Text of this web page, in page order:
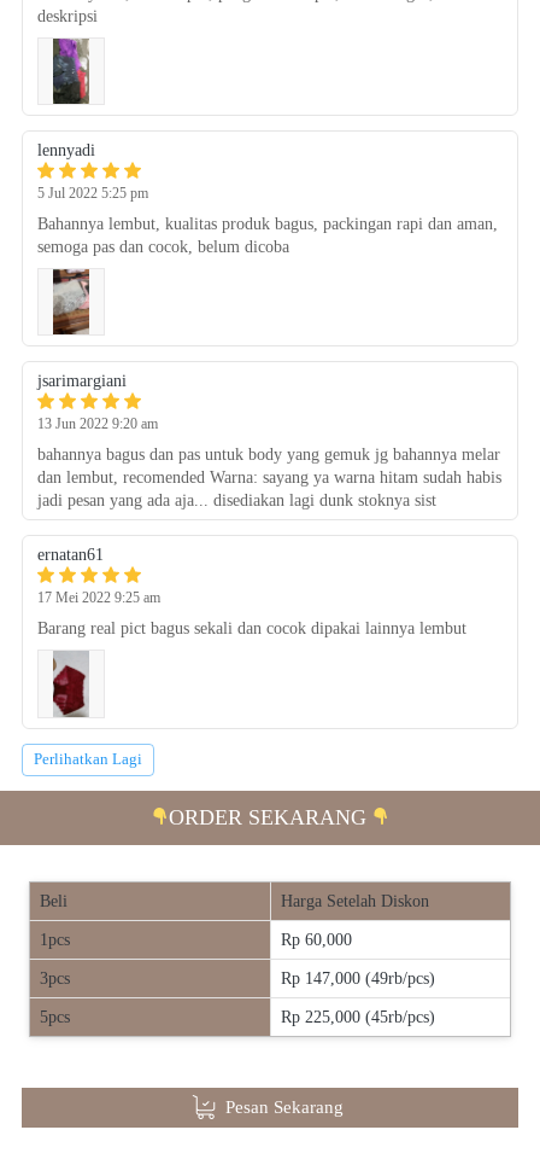
deskripsi
lennyadi
5 Jul 2022 10:25 am
Bahannya lembut, kualitas produk bagus, packingan rapi dan aman,
semoga pas dan cocok, belum dicoba
jsarimargiani
13 Jun 2022 2:20 am
bahannya bagus dan pas untuk body yang gemuk jg bahannya melar
dan lembut, recomended Warna: sayang ya warna hitam sudah habis
jadi pesan yang ada aja... disediakan lagi dunk stoknya sist
ernatan61
17 Mei 2022 2:25 am
Barang real pict bagus sekali dan cocok dipakai lainnya lembut
`
Perlihatkan Lagi
ORDER SEKARANG
Beli Harga Setelah Diskon
1pcs Rp 60,000
3pcs Rp 147,000 (49rb/pcs)
5pcs Rp 225,000 (45rb/pcs)
` Pesan Sekarang